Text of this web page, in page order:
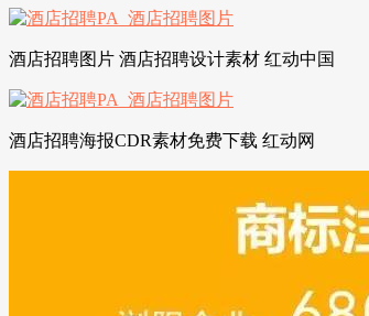
酒店招聘图片 酒店招聘设计素材 红动中国
酒店招聘海报CDR素材免费下载 红动网